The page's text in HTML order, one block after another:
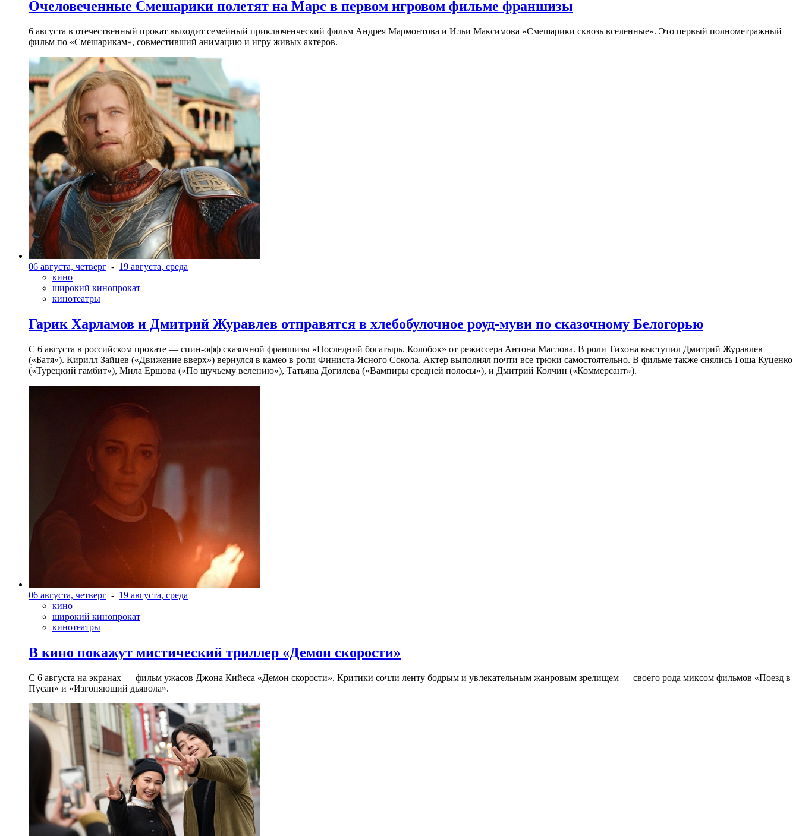
Очеловеченные Смешарики полетят на Марс в первом игровом фильме франшизы
6 августа в отечественный прокат выходит семейный приключенческий фильм Андрея Мармонтова и Ильи Максимова «Смешарики сквозь вселенные». Это первый полнометражный
фильм по «Смешарикам», совместивший анимацию и игру живых актеров.
06 августа, четверг - 19 августа, среда
кино
широкий кинопрокат
кинотеатры
Гарик Харламов и Дмитрий Журавлев отправятся в хлебобулочное роуд-муви по сказочному Белогорью
С 6 августа в российском прокате — спин-офф сказочной франшизы «Последний богатырь. Колобок» от режиссера Антона Маслова. В роли Тихона выступил Дмитрий Журавлев
(«Батя»). Кирилл Зайцев («Движение вверх») вернулся в камео в роли Финиста-Ясного Сокола. Актер выполнял почти все трюки самостоятельно. В фильме также снялись Гоша Куценко
(«Турецкий гамбит»), Мила Ершова («По щучьему велению»), Татьяна Догилева («Вампиры средней полосы»), и Дмитрий Колчин («Коммерсант»).
06 августа, четверг - 19 августа, среда
кино
широкий кинопрокат
кинотеатры
В кино покажут мистический триллер «Демон скорости»
С 6 августа на экранах — фильм ужасов Джона Кийеса «Демон скорости». Критики сочли ленту бодрым и увлекательным жанровым зрелищeм — своего рода миксом фильмов «Поезд в
Пусан» и «Изгоняющий дьявола».